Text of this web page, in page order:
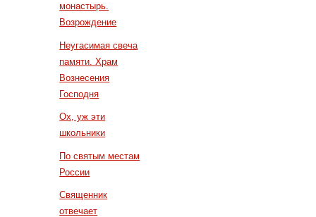
монастырь.
Возрождение
Неугасимая свеча
памяти. Храм
Вознесения
Господня
Ох, уж эти
школьники
По святым местам
России
Священник
отвечает